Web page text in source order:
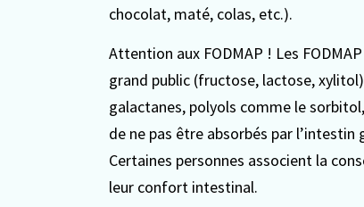
chocolat, maté, colas, etc.).
Attention aux FODMAP ! Les
grand public (fructose, lactose,
galactanes, polyols comme le
de ne pas être absorbés par
Certaines personnes associent la
leur confort intestinal.